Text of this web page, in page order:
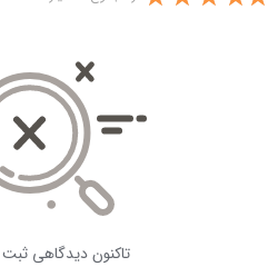
تاکنون دیدگاهی